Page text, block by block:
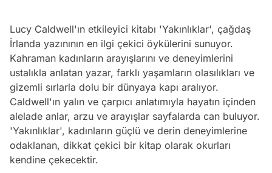
Lucy Caldwell'ın etkileyici kitabı 'Yakınlıklar', çağdaş
İrlanda yazınının en ilgi çekici öykülerini sunuyor.
Kahraman kadınların arayışlarını ve deneyimlerini
ustalıkla anlatan yazar, farklı yaşamların olasılıkları ve
gizemli sırlarla dolu bir dünyaya kapı aralıyor.
Caldwell'ın yalın ve çarpıcı anlatımıyla hayatın içinden
alelade anlar, arzu ve arayışlar sayfalarda can buluyor.
'Yakınlıklar', kadınların güçlü ve derin deneyimlerine
odaklanan, dikkat çekici bir kitap olarak okurları
kendine çekecektir.